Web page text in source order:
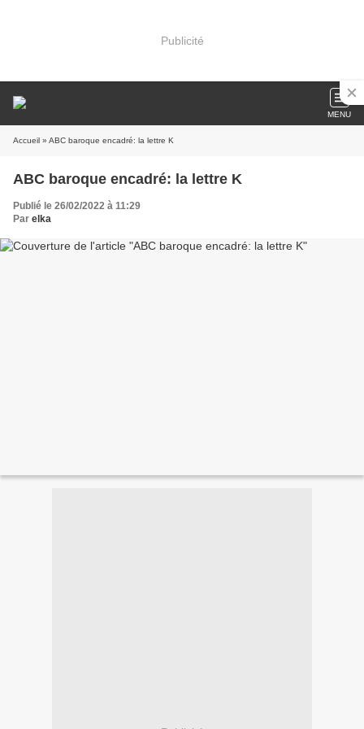
Publicité
MENU
Accueil » ABC baroque encadré: la lettre K
ABC baroque encadré: la lettre K
Publié le 26/02/2022 à 11:29
Par elka